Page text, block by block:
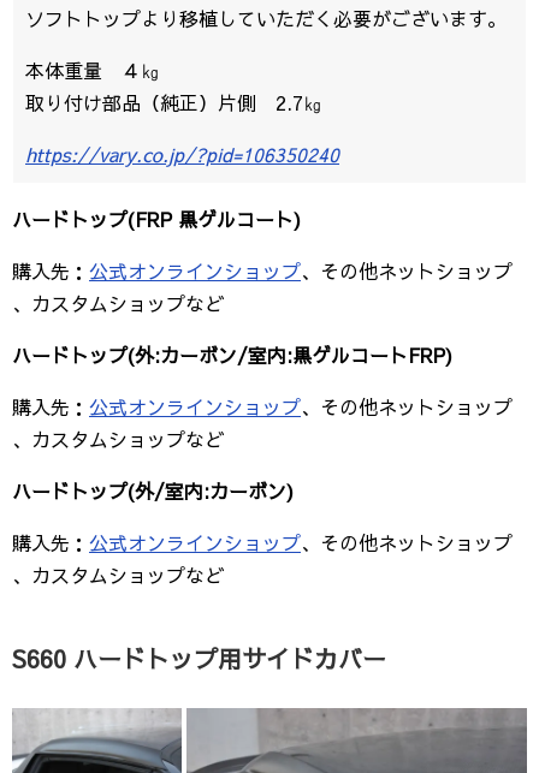
ソフトトップより移植していただく必要がございます。
本体重量 ４㎏
取り付け部品（純正）片側 2.7㎏
https://vary.co.jp/?pid=106350240
ハードトップ(FRP 黒ゲルコート)
購入先： 公式オンラインショップ、その他ネットショップ
、カスタムショップなど
ハードトップ(外:カーボン/室内:黒ゲルコートFRP)
購入先： 公式オンラインショップ、その他ネットショップ
、カスタムショップなど
ハードトップ(外/室内:カーボン)
購入先： 公式オンラインショップ、その他ネットショップ
、カスタムショップなど
S660 ハードトップ用サイドカバー